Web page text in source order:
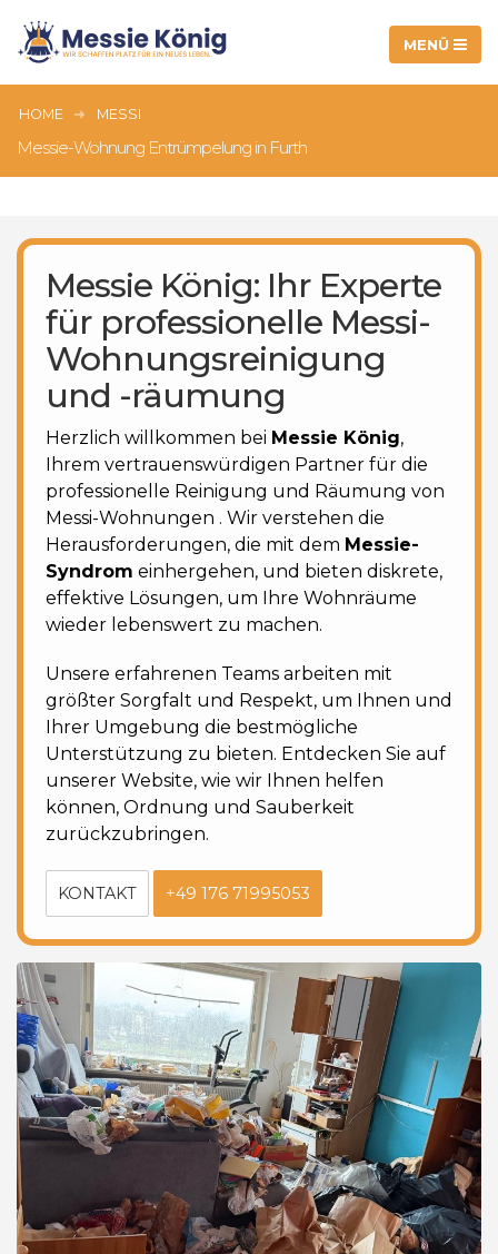
HOME MESSI
Messie-Wohnung Entrümpelung in Furth
Messie König: Ihr Experte
für professionelle Messi-
Wohnungsreinigung
und -räumung
Herzlich willkommen bei Messie König,
Ihrem vertrauenswürdigen Partner für die
professionelle Reinigung und Räumung von
Messi-Wohnungen . Wir verstehen die
Herausforderungen, die mit dem Messie-
Syndrom einhergehen, und bieten diskrete,
effektive Lösungen, um Ihre Wohnräume
wieder lebenswert zu machen.
Unsere erfahrenen Teams arbeiten mit
größter Sorgfalt und Respekt, um Ihnen und
Ihrer Umgebung die bestmögliche
Unterstützung zu bieten. Entdecken Sie auf
unserer Website, wie wir Ihnen helfen
können, Ordnung und Sauberkeit
zurückzubringen.
KONTAKT +49 176 71995053